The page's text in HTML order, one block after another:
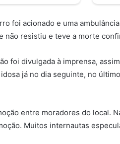
foi acionado e uma
não resistiu e teve a morte
foi divulgada à imprensa,
já no dia seguinte, no
entre moradores do local.
Muitos internautas